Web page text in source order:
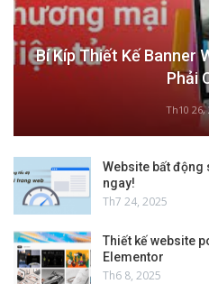
Bí Kíp Thiết Kế Banner
Phải
Th10 26,
Website bất động
ngay!
Th7 24, 2025
Thiết kế website
Elementor
Th6 8, 2025